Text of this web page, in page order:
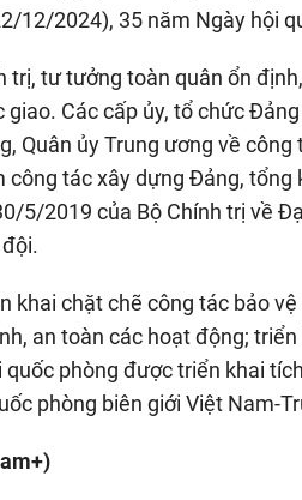
12/2024), 35 năm Ngày hội
trị, tư tưởng toàn quân ổn
giao. Các cấp ủy, tổ chức
Quân ủy Trung ương về
công tác xây dựng Đảng,
5/2019 của Bộ Chính trị về
khai chặt chẽ công tác bảo
an toàn các hoạt động;
phòng được triển khai
phòng biên giới Việt Nam-